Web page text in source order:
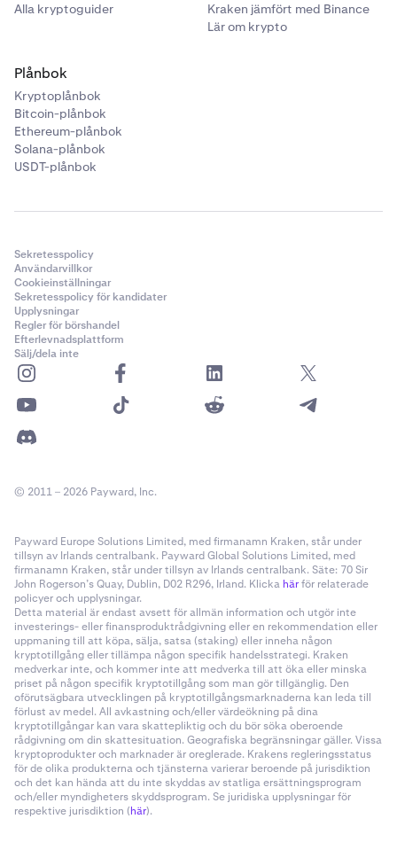
Alla kryptoguider
Kraken jämfört med Binance
Lär om krypto
Plånbok
Kryptoplånbok
Bitcoin-plånbok
Ethereum-plånbok
Solana-plånbok
USDT-plånbok
Sekretesspolicy
Användarvillkor
Cookieinställningar
Sekretesspolicy för kandidater
Upplysningar
Regler för börshandel
Efterlevnadsplattform
Sälj/dela inte
© 2011 – 2026 Payward, Inc.
Payward Europe Solutions Limited, med firmanamn Kraken, står under
tillsyn av Irlands centralbank. Payward Global Solutions Limited, med
firmanamn Kraken, står under tillsyn av Irlands centralbank. Säte: 70 Sir
John Rogerson’s Quay, Dublin, D02 R296, Irland. Klicka härför relaterade
policyer och upplysningar.
Detta material är endast avsett för allmän information och utgör inte
investerings- eller finansproduktrådgivning eller en rekommendation eller
uppmaning till att köpa, sälja, satsa (staking) eller inneha någon
kryptotillgång eller tillämpa någon specifik handelsstrategi. Kraken
medverkar inte, och kommer inte att medverka till att öka eller minska
priset på någon specifik kryptotillgång som man gör tillgänglig. Den
oförutsägbara utvecklingen på kryptotillgångsmarknaderna kan leda till
förlust av medel. All avkastning och/eller värdeökning på dina
kryptotillgångar kan vara skattepliktig och du bör söka oberoende
rådgivning om din skattesituation. Geografiska begränsningar gäller. Vissa
kryptoprodukter och marknader är oreglerade. Krakens regleringsstatus
för de olika produkterna och tjänsterna varierar beroende på jurisdiktion
och det kan hända att du inte skyddas av statliga ersättningsprogram
och/eller myndigheters skyddsprogram. Se juridiska upplysningar för
respektive jurisdiktion (här).